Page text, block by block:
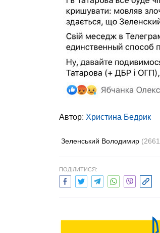
Автор: Христина Бедрик
Зеленський Володимир
ПОДІЛИТИСЯ: